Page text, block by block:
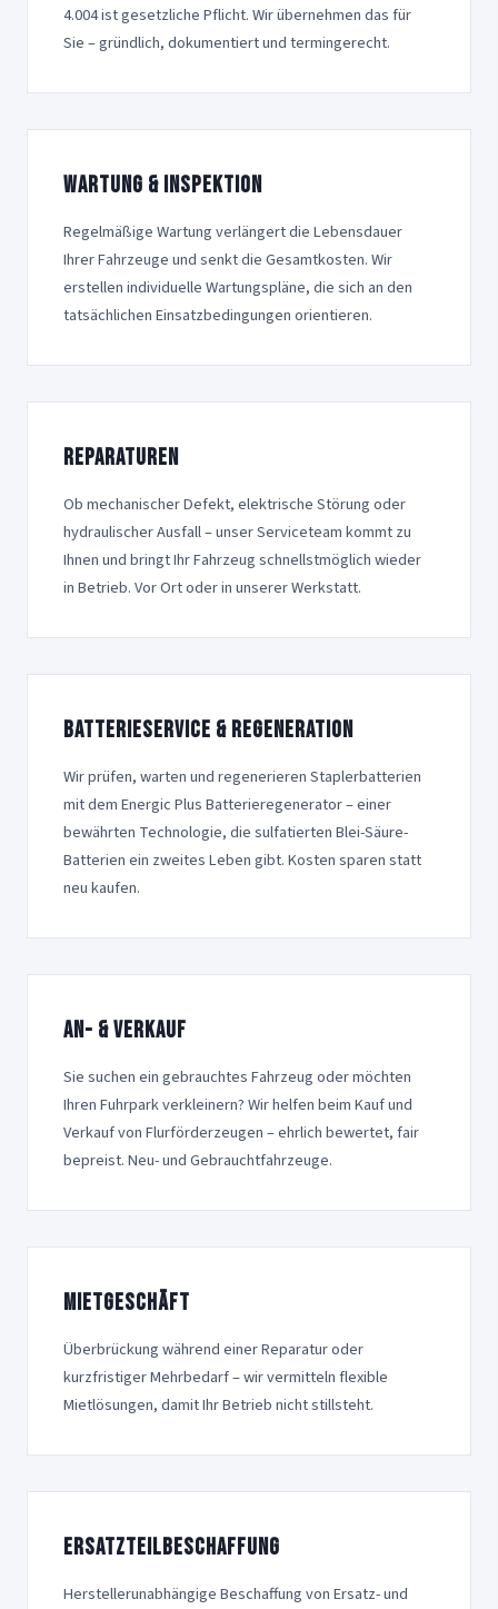
4.004 ist gesetzliche Pflicht. Wir übernehmen das für
Sie – gründlich, dokumentiert und termingerecht.
Wartung & Inspektion
Regelmäßige Wartung verlängert die Lebensdauer
Ihrer Fahrzeuge und senkt die Gesamtkosten. Wir
erstellen individuelle Wartungspläne, die sich an den
tatsächlichen Einsatzbedingungen orientieren.
Reparaturen
Ob mechanischer Defekt, elektrische Störung oder
hydraulischer Ausfall – unser Serviceteam kommt zu
Ihnen und bringt Ihr Fahrzeug schnellstmöglich wieder
in Betrieb. Vor Ort oder in unserer Werkstatt.
Batterieservice & Regeneration
Wir prüfen, warten und regenerieren Staplerbatterien
mit dem Energic Plus Batterieregenerator – einer
bewährten Technologie, die sulfatierten Blei-Säure-
Batterien ein zweites Leben gibt. Kosten sparen statt
neu kaufen.
An- & Verkauf
Sie suchen ein gebrauchtes Fahrzeug oder möchten
Ihren Fuhrpark verkleinern? Wir helfen beim Kauf und
Verkauf von Flurförderzeugen – ehrlich bewertet, fair
bepreist. Neu- und Gebrauchtfahrzeuge.
Mietgeschäft
Überbrückung während einer Reparatur oder
kurzfristiger Mehrbedarf – wir vermitteln flexible
Mietlösungen, damit Ihr Betrieb nicht stillsteht.
Ersatzteilbeschaffung
Herstellerunabhängige Beschaffung von Ersatz- und